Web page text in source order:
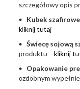
szczegółowy opis
• Kubek
kliknij tutaj
•Świecę sojową
produktu –kliknij
• Opakowanie
ozdobnym